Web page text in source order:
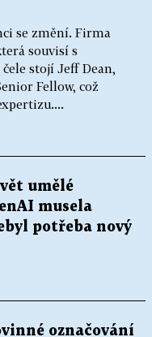
se změní. Firma
souvisí s
stojí Jeff Dean,
Fellow, což
umělé
musela
potřeba nový
označování